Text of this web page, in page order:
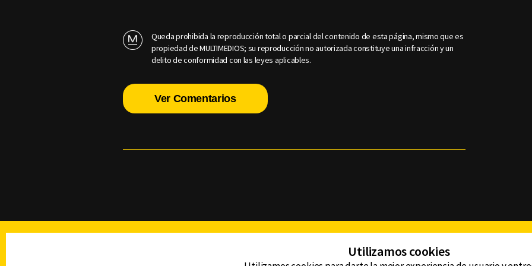
Queda prohibida la reproducción total o parcial del contenido de esta página, mismo que es
propiedad de MULTIMEDIOS; su reproducción no autorizada constituye una infracción y un
delito de conformidad con las leyes aplicables.
Ver Comentarios
Utilizamos cookies